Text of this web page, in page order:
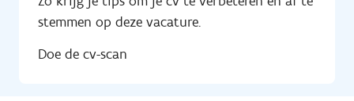
stemmen op deze vacature.
Doe de cv-scan